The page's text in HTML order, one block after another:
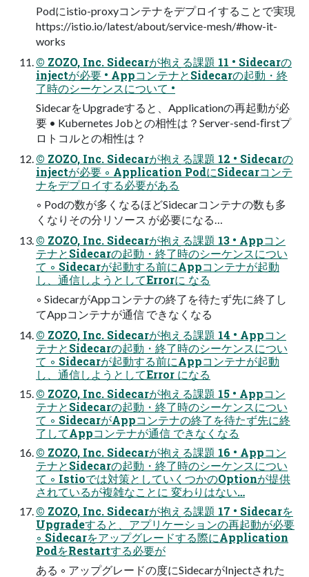
Podにistio-proxyコンテナをデプロイすることで実現
https://istio.io/latest/about/service-mesh/#how-it-
works
© ZOZO, Inc. Sidecarが抱える課題 11 • Sidecarの
injectが必要 • AppコンテナとSidecarの起動・終
了時のシーケンスについて •
SidecarをUpgradeすると、Applicationの再起動が必
要 • Kubernetes Jobとの相性は？Server-send-ﬁrstプ
ロトコルとの相性は？
© ZOZO, Inc. Sidecarが抱える課題 12 • Sidecarの
injectが必要 ◦ Application PodにSidecarコンテ
ナをデプロイする必要がある
◦ Podの数が多くなるほどSidecarコンテナの数も多
くなりその分リソース が必要になる…
© ZOZO, Inc. Sidecarが抱える課題 13 • Appコン
テナとSidecarの起動・終了時のシーケンスについ
て ◦ Sidecarが起動する前にAppコンテナが起動
し、通信しようとしてErrorに なる
◦ SidecarがAppコンテナの終了を待たず先に終了し
てAppコンテナが通信 できなくなる
© ZOZO, Inc. Sidecarが抱える課題 14 • Appコン
テナとSidecarの起動・終了時のシーケンスについ
て ◦ Sidecarが起動する前にAppコンテナが起動
し、通信しようとしてError になる
© ZOZO, Inc. Sidecarが抱える課題 15 • Appコン
テナとSidecarの起動・終了時のシーケンスについ
て ◦ SidecarがAppコンテナの終了を待たず先に終
了してAppコンテナが通信 できなくなる
© ZOZO, Inc. Sidecarが抱える課題 16 • Appコン
テナとSidecarの起動・終了時のシーケンスについ
て ◦ Istioでは対策としていくつかのOptionが提供
されているが複雑なことに 変わりはない…
© ZOZO, Inc. Sidecarが抱える課題 17 • Sidecarを
Upgradeすると、アプリケーションの再起動が必要
◦ Sidecarをアップグレードする際にApplication
PodをRestartする必要が
ある ◦ アップグレードの度にSidecarがInjectされた